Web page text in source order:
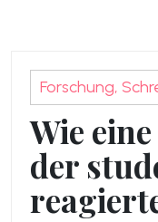
Forschung,
Wie
der